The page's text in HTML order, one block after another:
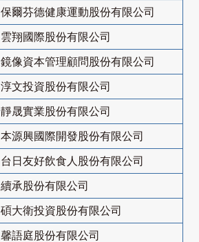
保爾芬德健康運動股份有限公司
雲翔國際股份有限公司
鏡像資本管理顧問股份有限公司
淳文投資股份有限公司
靜晟實業股份有限公司
本源興國際開發股份有限公司
台日友好飲食人股份有限公司
續承股份有限公司
碩大衛投資股份有限公司
馨語庭股份有限公司